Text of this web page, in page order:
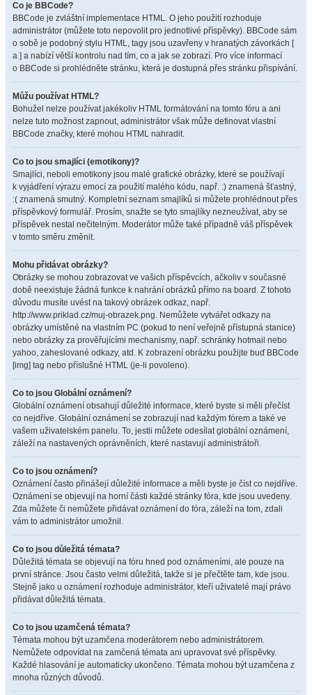
Co je BBCode?
BBCode je zvláštní implementace HTML. O jeho použití rozhoduje
administrátor (můžete toto nepovolit pro jednotlivé příspěvky). BBCode sám
o sobě je podobný stylu HTML, tagy jsou uzavřeny v hranatých závorkách [
a ] a nabízí větší kontrolu nad tím, co a jak se zobrazí. Pro více informací
o BBCode si prohlédněte stránku, která je dostupná přes stránku přispívání.
Můžu používat HTML?
Bohužel nelze používat jakékoliv HTML formátování na tomto fóru a ani
nelze tuto možnost zapnout, administrátor však může definovat vlastní
BBCode značky, které mohou HTML nahradit.
Co to jsou smajlíci (emotikony)?
Smajlíci, neboli emotikony jsou malé grafické obrázky, které se používají
k vyjádření výrazu emocí za použití malého kódu, např. :) znamená šťastný,
:( znamená smutný. Kompletní seznam smajlíků si můžete prohlédnout přes
příspěvkový formulář. Prosím, snažte se tyto smajlíky nezneužívat, aby se
příspěvek nestal nečitelným. Moderátor může také případně váš příspěvek
v tomto směru změnit.
Mohu přidávat obrázky?
Obrázky se mohou zobrazovat ve vašich příspěvcích, ačkoliv v současné
době neexistuje žádná funkce k nahrání obrázků přímo na board. Z tohoto
důvodu musíte uvést na takový obrázek odkaz, např.
http://www.priklad.cz/muj-obrazek.png. Nemůžete vytvářet odkazy na
obrázky umístěné na vlastním PC (pokud to není veřejně přístupná stanice)
nebo obrázky za prověřujícími mechanismy, např. schránky hotmail nebo
yahoo, zaheslované odkazy, atd. K zobrazení obrázku použijte buď BBCode
[img] tag nebo příslušné HTML (je-li povoleno).
Co to jsou Globální oznámení?
Globální oznámení obsahují důležité informace, které byste si měli přečíst
co nejdříve. Globální oznámení se zobrazují nad každým fórem a také ve
vašem uživatelském panelu. To, jestli můžete odesílat globální oznámení,
záleží na nastavených oprávněních, které nastavují administrátoři.
Co to jsou oznámení?
Oznámení často přinášejí důležité informace a měli byste je číst co nejdříve.
Oznámení se objevují na horní části každé stránky fóra, kde jsou uvedeny.
Zda můžete či nemůžete přidávat oznámení do fóra, záleží na tom, zdali
vám to administrátor umožnil.
Co to jsou důležitá témata?
Důležitá témata se objevují na fóru hned pod oznámeními, ale pouze na
první stránce. Jsou často velmi důležitá, takže si je přečtěte tam, kde jsou.
Stejně jako u oznámení rozhoduje administrátor, kteří uživatelé mají právo
přidávat důležitá témata.
Co to jsou uzamčená témata?
Témata mohou být uzamčena moderátorem nebo administrátorem.
Nemůžete odpovídat na zamčená témata ani upravovat své příspěvky.
Každé hlasování je automaticky ukončeno. Témata mohou být uzamčena z
mnoha různých důvodů.